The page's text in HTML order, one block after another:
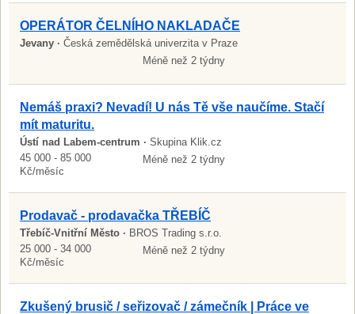
OPERÁTOR ČELNÍHO NAKLADAČE
Jevany · Česká zemědělská univerzita v Praze
Méně než 2 týdny
Nemáš praxi? Nevadí! U nás Tě vše naučíme. Stačí
mít maturitu.
Ústí nad Labem-centrum · Skupina Klik.cz
45 000 - 85 000
Kč/měsíc
Méně než 2 týdny
Prodavač - prodavačka TŘEBÍČ
Třebíč-Vnitřní Město · BROS Trading s.r.o.
25 000 - 34 000
Kč/měsíc
Méně než 2 týdny
Zkušený brusič / seřizovač / zámečník | Práce ve